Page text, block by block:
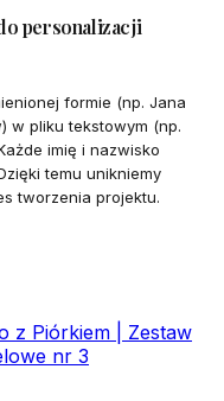
personalizacji
formie (np. Jana
w pliku tekstowym (np.
imię i nazwisko
temu unikniemy
tworzenia projektu.
z Piórkiem | Zestaw
nr 3